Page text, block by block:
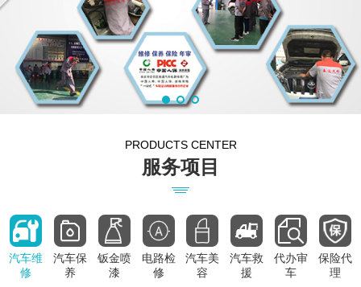
PRODUCTS CENTER
服务项目
汽车维
修
汽车保
养
钣金喷
漆
电路检
修
汽车美
容
汽车救
援
代办审
车
保险代
理